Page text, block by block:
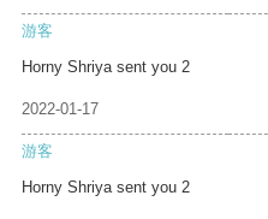
游客
Horny Shriya sent you 2
2022-01-17
游客
Horny Shriya sent you 2